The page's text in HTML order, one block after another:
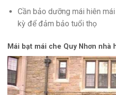
Cần bảo dưỡng mái hiên
kỳ để đảm bảo tuổi thọ
Mái bạt mái che Quy Nhơn nhà